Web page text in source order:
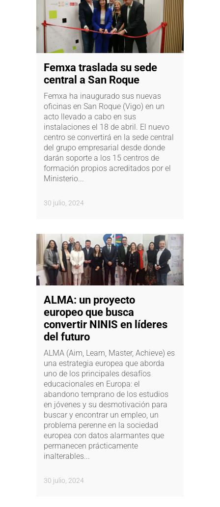
Femxa traslada su sede
central a San Roque
Femxa ha inaugurado sus nuevas
oficinas en San Roque (Vigo) en un
acto llevado a cabo en sus
instalaciones el 18 de abril. El nuevo
centro se convertirá en la sede central
del grupo empresarial desde donde
darán soporte a los 15 centros de
formación propios acreditados por el
Ministerio...
30 julio, 2024
ALMA: un proyecto
europeo que busca
convertir NINIS en líderes
del futuro
ALMA (Aim, Learn, Master, Achieve) es
una estrategia europea que aborda
uno de los principales desafíos
educacionales en Europa: el
abandono temprano de los estudios
en jóvenes y su desmotivación para
buscar y encontrar un empleo, un
problema perenne en la sociedad
europea con datos alarmantes que
permanecen prácticamente
inalterables...
30 julio, 2024